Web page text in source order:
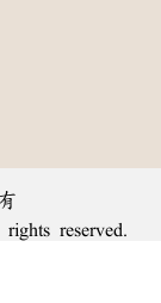
reserved.